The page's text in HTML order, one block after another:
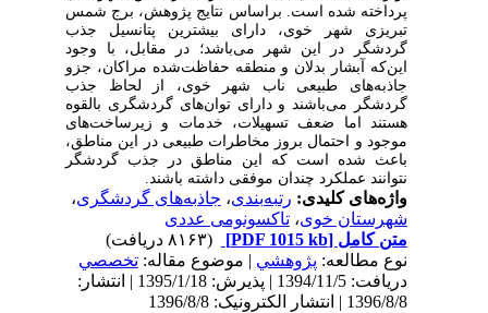
پرداخته شده است.براساس نتایج پژوهش، برج شمس
تبریزی شهر خوی، دارای بیشترین پتانسیل جذب
گردشگر در این شهر می‌باشد؛ در مقابل، با وجود
این‌که آبشار بدلان و منطقه حفاظت‌شده مراکان، جزو
جاذبه‌های طبیعی ناب شهر خوی، از لحاظ جذب
گردشگر می‌باشند و دارای توان‌های گردشگری بالقوه
هستند اما ضعف تسهیلات، خدمات و زیرساخت‌های
موجود و احتمال بروز مخاطرات طبیعی در این مناطق،
باعث شده است که این مناطق در جذب گردشگر
نتوانند عملکرد چندان موفقی داشته باشند.
واژه‌های کلیدی:رتبه‌بندی،جاذبه‌های گردشگری،
شهرستان خوی،تاکسونومی عددی
متن کامل[PDF 1015 kb]
نوع مطالعه:پژوهشي| موضوع مقاله:تخصصي
دریافت: 1394/11/5 | پذیرش: 1395/1/18 | انتشار:
1396/8/8 | انتشار الکترونیک: 1396/8/8